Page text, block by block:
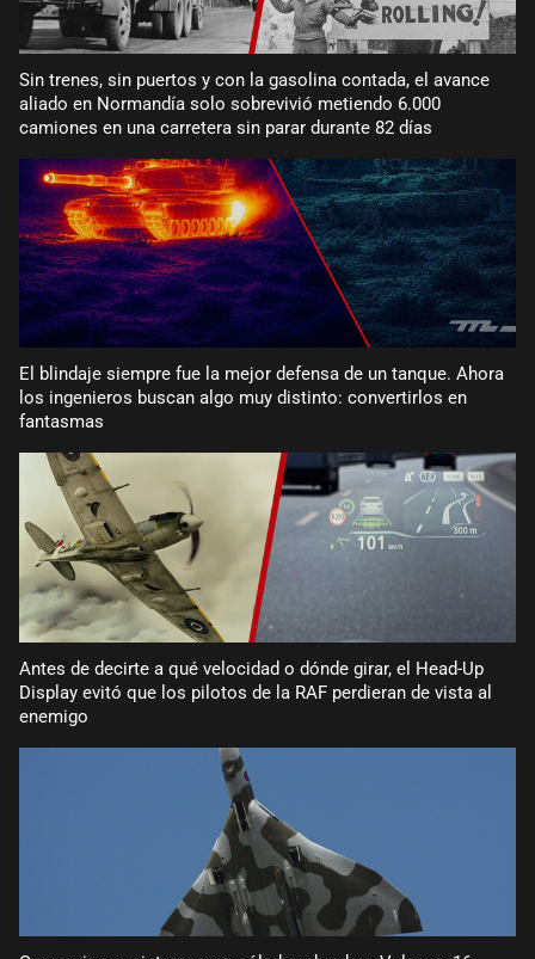
Sin trenes, sin puertos y con la gasolina contada, el avance
aliado en Normandía solo sobrevivió metiendo 6.000
camiones en una carretera sin parar durante 82 días
El blindaje siempre fue la mejor defensa de un tanque. Ahora
los ingenieros buscan algo muy distinto: convertirlos en
fantasmas
Antes de decirte a qué velocidad o dónde girar, el Head-Up
Display evitó que los pilotos de la RAF perdieran de vista al
enemigo